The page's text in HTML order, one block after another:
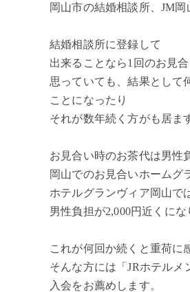
岡山市の結婚相談所、JM岡
結婚相談所に登録して
出来ることなら1回のお見
思っていても、結果として
ことになったり
それが数年続く方がも居ま
お見合い時のお茶代は男性
岡山でのお見合いホームグ
ホテルグランヴィア岡山で
男性負担が2,000円近くにな
これが何回か続くと重荷に
そんな方には「JRホテルメ
入会をお薦めします。